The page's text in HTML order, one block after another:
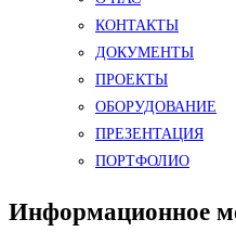
КОНТАКТЫ
ДОКУМЕНТЫ
ПРОЕКТЫ
ОБОРУДОВАНИЕ
ПРЕЗЕНТАЦИЯ
ПОРТФОЛИО
Информационное